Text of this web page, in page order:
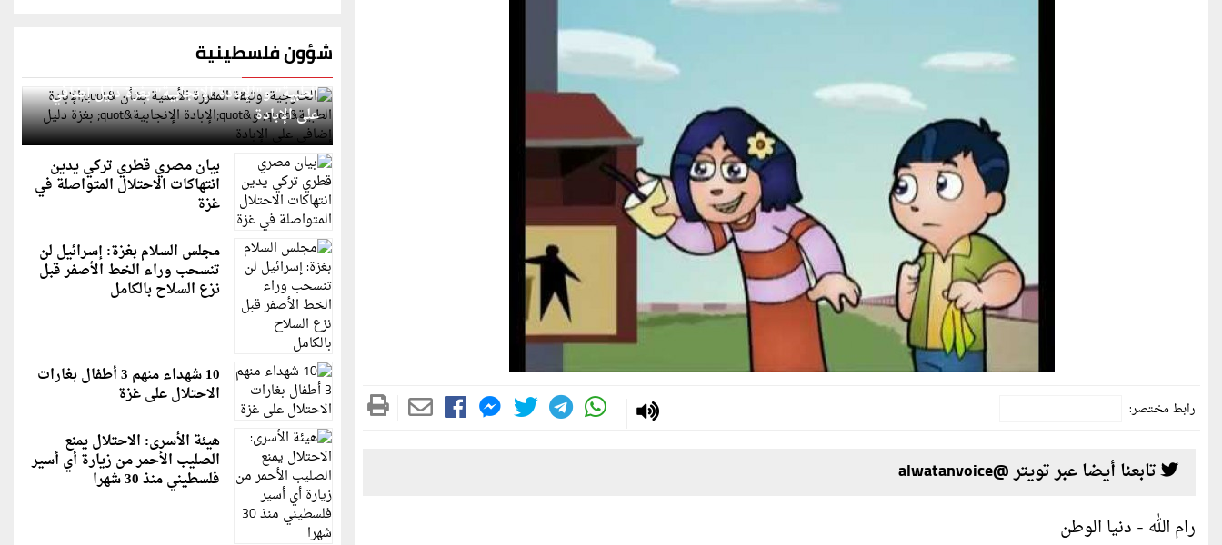
رابط مختصر:
تابعنا أيضا عبر تويتر @alwatanvoice
رام الله - دنيا الوطن
شؤون فلسطينية
الخارجية: وثيقة المقررة الأممية بشأن "الإبادة
الطبية" و"الإبادة الإنجابية" بغزة دليل إضافي
على الإبادة
بيان مصري قطري تركي يدين
انتهاكات الاحتلال المتواصلة في
غزة
مجلس السلام بغزة: إسرائيل لن
تنسحب وراء الخط الأصفر قبل
نزع السلاح بالكامل
10 شهداء منهم 3 أطفال بغارات
الاحتلال على غزة
هيئة الأسرى: الاحتلال يمنع
الصليب الأحمر من زيارة أي أسير
فلسطيني منذ 30 شهرا